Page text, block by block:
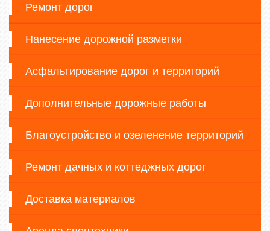
Ремонт дорог
Нанесение дорожной разметки
Асфальтирование дорог и территорий
Дополнительные дорожные работы
Благоустройство и озеленение территорий
Ремонт дачных и коттеджных дорог
Доставка материалов